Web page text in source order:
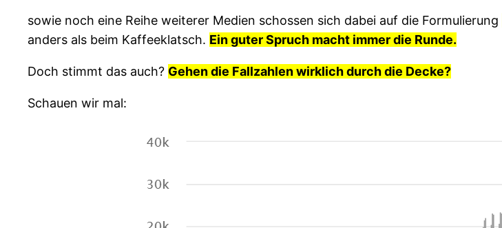
sowie noch eine Reihe weiterer Medien schossen sich dabei auf die Formulierung
anders als beim Kaffeeklatsch. Ein guter Spruch macht immer die Runde.
Doch stimmt das auch? Gehen die Fallzahlen wirklich durch die Decke?
Schauen wir mal: